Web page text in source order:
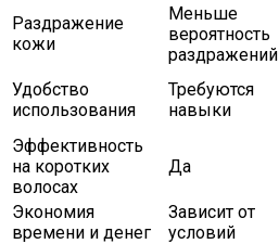
Раздражение
кожи
Меньше
вероятность
раздражений
Удобство
использования
Требуются
навыки
Эффективность
на коротких
волосах
Да
Экономия
времени и денег
Зависит от
условий